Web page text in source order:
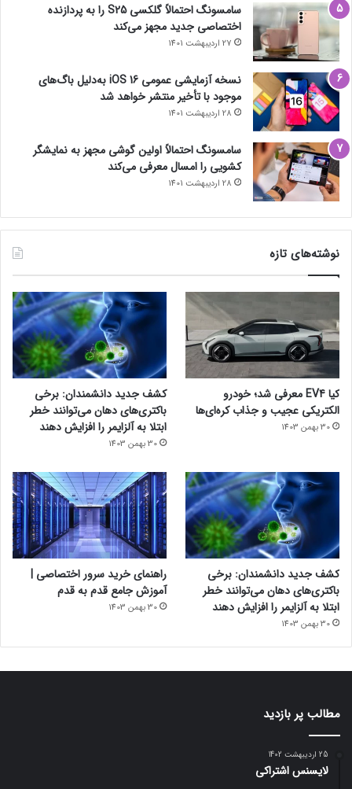
سامسونگ احتمالاً گلکسی S25 را به پردازنده
اختصاصی جدید مجهز می‌کند
27 اردیبهشت 1401
نسخه آزمایشی عمومی iOS 16 به‌دلیل باگ‌های
موجود با تأخیر منتشر خواهد شد
28 اردیبهشت 1401
سامسونگ احتمالاً اولین گوشی مجهز به نمایشگر
کشویی را امسال معرفی می‌کند
28 اردیبهشت 1401
نوشته‌های تازه
کیا EV4 معرفی شد؛ خودرو
الکتریکی عجیب و جذاب کره‌ای‌ها
30 بهمن 1403
کشف جدید دانشمندان: برخی
باکتری‌های دهان می‌توانند خطر
ابتلا به آلزایمر را افزایش دهند
30 بهمن 1403
کشف جدید دانشمندان: برخی
باکتری‌های دهان می‌توانند خطر
ابتلا به آلزایمر را افزایش دهند
30 بهمن 1403
راهنمای خرید سرور اختصاصی |
آموزش جامع قدم به قدم
30 بهمن 1403
مطالب پر بازدید
25 اردیبهشت 1402
لایسنس اشتراکی